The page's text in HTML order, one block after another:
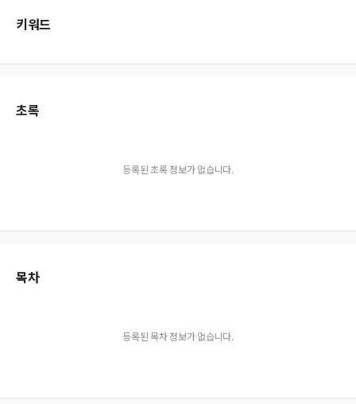
키워드
초록
등록된 초록 정보가 없습니다.
목차
등록된 목차 정보가 없습니다.